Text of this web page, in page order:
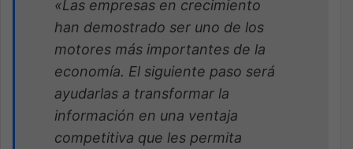
«Las empresas en crecimiento
han demostrado ser uno de los
motores más importantes de la
economía. El siguiente paso será
ayudarlas a transformar la
información en una ventaja
competitiva que les permita